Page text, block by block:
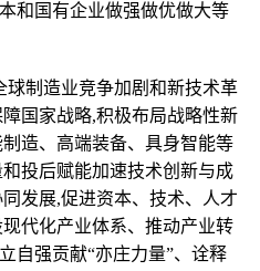
和国有企业做强做优做大等
球制造业竞争加剧和新技术革
国家战略,积极布局战略性新
造、高端装备、具身智能等
投后赋能加速技术创新与成
发展,促进资本、技术、人才
代化产业体系、推动产业转
自强贡献“亦庄力量”、诠释